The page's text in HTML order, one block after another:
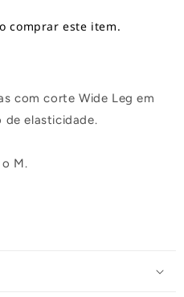
comprar este item.
com corte Wide Leg em
de elasticidade.
M.